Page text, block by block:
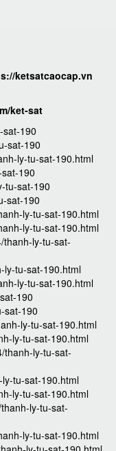
ketsatcaocap.vn
ket-sat
sat-190
sat-190
ly-tu-sat-190.html
190
tu-sat-190
sat-190
ly-tu-sat-190.html
ly-tu-sat-190.html
thanh-ly-tu-sat-
ly-tu-sat-190.html
ly-tu-sat-190.html
190
sat-190
ly-tu-sat-190.html
ly-tu-sat-190.html
thanh-ly-tu-sat-
tu-sat-190.html
ly-tu-sat-190.html
ly-tu-sat-
ly-tu-sat-190.html